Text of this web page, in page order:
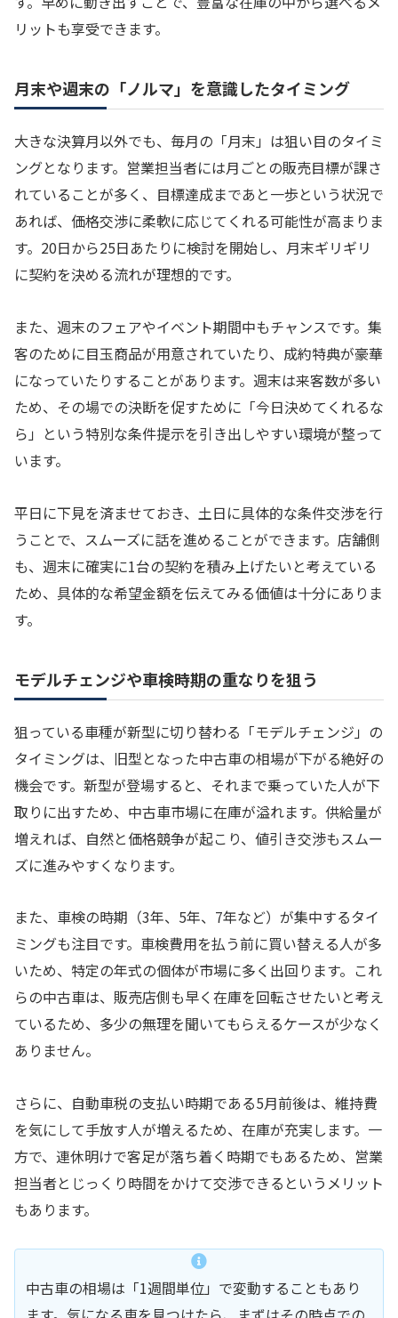
リットも享受できます。
月末や週末の「ノルマ」を意識したタイミング
大きな決算月以外でも、毎月の「月末」は狙い目のタイミ
ングとなります。営業担当者には月ごとの販売目標が課さ
れていることが多く、目標達成まであと一歩という状況で
あれば、価格交渉に柔軟に応じてくれる可能性が高まりま
す。20日から25日あたりに検討を開始し、月末ギリギリ
に契約を決める流れが理想的です。
また、週末のフェアやイベント期間中もチャンスです。集
客のために目玉商品が用意されていたり、成約特典が豪華
になっていたりすることがあります。週末は来客数が多い
ため、その場での決断を促すために「今日決めてくれるな
ら」という特別な条件提示を引き出しやすい環境が整って
います。
平日に下見を済ませておき、土日に具体的な条件交渉を行
うことで、スムーズに話を進めることができます。店舗側
も、週末に確実に1台の契約を積み上げたいと考えている
ため、具体的な希望金額を伝えてみる価値は十分にありま
す。
モデルチェンジや車検時期の重なりを狙う
狙っている車種が新型に切り替わる「モデルチェンジ」の
タイミングは、旧型となった中古車の相場が下がる絶好の
機会です。新型が登場すると、それまで乗っていた人が下
取りに出すため、中古車市場に在庫が溢れます。供給量が
増えれば、自然と価格競争が起こり、値引き交渉もスムー
ズに進みやすくなります。
また、車検の時期（3年、5年、7年など）が集中するタイ
ミングも注目です。車検費用を払う前に買い替える人が多
いため、特定の年式の個体が市場に多く出回ります。これ
らの中古車は、販売店側も早く在庫を回転させたいと考え
ているため、多少の無理を聞いてもらえるケースが少なく
ありません。
さらに、自動車税の支払い時期である5月前後は、維持費
を気にして手放す人が増えるため、在庫が充実します。一
方で、連休明けで客足が落ち着く時期でもあるため、営業
担当者とじっくり時間をかけて交渉できるというメリット
もあります。
中古車の相場は「1週間単位」で変動することもあり